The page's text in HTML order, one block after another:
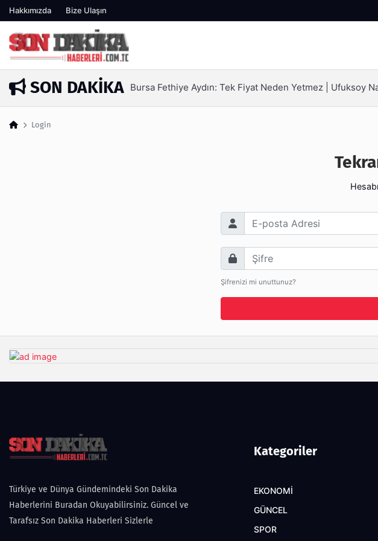
Hakkımızda Bize Ulaşın
SON DAKIKA
7 dakika önce Bursa Fethiye Aydın: Tek Fiyat Neden Yetmez | Ufuksoy
Login
E-posta Adresi
Şifre
Şifrenizi mi unuttunuz?
Türkiye ve Dünya Gündemindeki Son Dakika
Haberlerini Buradan Okuyabilirsiniz. Güncel ve
Tarafsız Son Dakika Haberleri Sizlerle
Kategoriler
EKONOMİ
GÜNCEL
SPOR